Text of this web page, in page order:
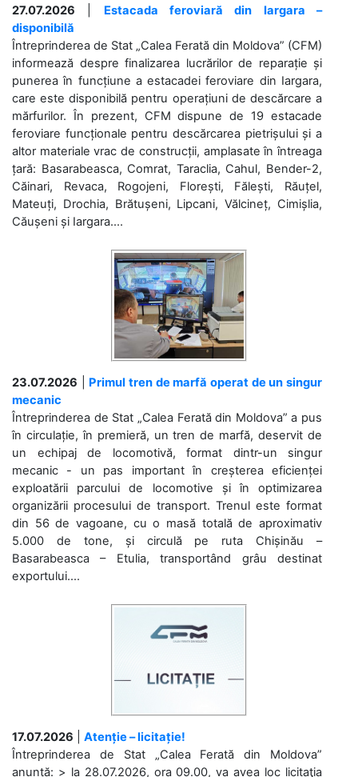
27.07.2026
Estacada feroviară din Iargara –
disponibilă
Întreprinderea de Stat „Calea Ferată din Moldova” (CFM)
informează despre finalizarea lucrărilor de reparație și
punerea în funcțiune a estacadei feroviare din Iargara,
care este disponibilă pentru operațiuni de descărcare a
mărfurilor. În prezent, CFM dispune de 19 estacade
feroviare funcționale pentru descărcarea pietrișului și a
altor materiale vrac de construcții, amplasate în întreaga
țară: Basarabeasca, Comrat, Taraclia, Cahul, Bender-2,
Căinari, Revaca, Rogojeni, Florești, Fălești, Răuțel,
Mateuți, Drochia, Brătușeni, Lipcani, Vălcineț, Cimișlia,
Căușeni și Iargara....
23.07.2026
Primul tren de marfă operat de un singur
mecanic
Întreprinderea de Stat „Calea Ferată din Moldova” a pus
în circulație, în premieră, un tren de marfă, deservit de
un echipaj de locomotivă, format dintr-un singur
mecanic - un pas important în creșterea eficienței
exploatării parcului de locomotive și în optimizarea
organizării procesului de transport. Trenul este format
din 56 de vagoane, cu o masă totală de aproximativ
5.000 de tone, și circulă pe ruta Chișinău –
Basarabeasca – Etulia, transportând grâu destinat
exportului....
17.07.2026
Atenție – licitație!
Întreprinderea de Stat „Calea Ferată din Moldova”
anunță: > la 28.07.2026, ora 09.00, va avea loc licitaţia